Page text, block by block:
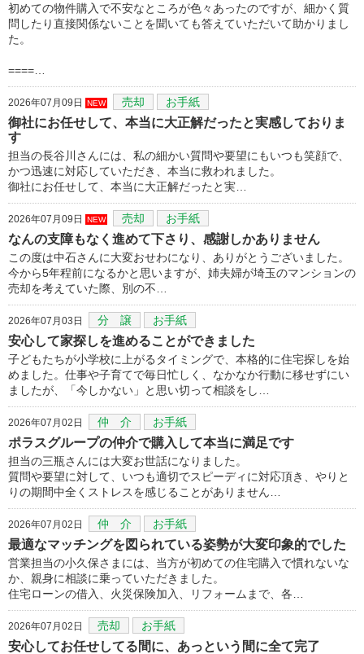
初めての物件購入で不安なところが色々あったのですが、細かく質
問したり直接関係ないことを聞いても答えていただいて助かりまし
た。
====…
2026年07月09日 NEW 売却 お手紙
御社にお任せして、本当に大正解だったと実感しておりま
す
担当の長谷川さんには、私の細かい質問や要望にもいつも笑顔で、
かつ迅速に対応していただき、本当に救われました。
御社にお任せして、本当に大正解だったと実…
2026年07月09日 NEW 売却 お手紙
なんの支障もなく進めて下さり、感謝しかありません
この度は中石さんに大変おせわになり、ありがとうございました。
今から5年程前になるかと思いますが、姉夫婦が埼玉のマンションの
売却を考えていた際、別の不…
2026年07月03日 分 譲 お手紙
安心して家探しを進めることができました
子どもたちが小学校に上がるタイミングで、本格的に住宅探しを始
めました。仕事や子育てで毎日忙しく、なかなか行動に移せずにい
ましたが、「今しかない」と思い切って相談をし…
2026年07月02日 仲 介 お手紙
ポラスグループの仲介で購入して本当に満足です
担当の三瓶さんには大変お世話になりました。
質問や要望に対して、いつも適切でスピーディに対応頂き、やりと
りの期間中全くストレスを感じることがありません…
2026年07月02日 仲 介 お手紙
最適なマッチングを図られている姿勢が大変印象的でした
営業担当の小久保さまには、当方が初めての住宅購入で慣れないな
か、親身に相談に乗っていただきました。
住宅ローンの借入、火災保険加入、リフォームまで、各…
2026年07月02日 売却 お手紙
安心してお任せしてる間に、あっという間に全て完了